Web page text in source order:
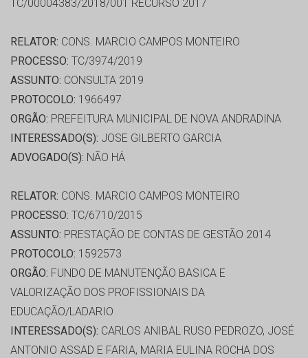
TC/00004383/2018/001 RECURSO 2017
RELATOR: CONS. MARCIO CAMPOS MONTEIRO
PROCESSO: TC/3974/2019
ASSUNTO: CONSULTA 2019
PROTOCOLO: 1966497
ORGÃO: PREFEITURA MUNICIPAL DE NOVA ANDRADINA
INTERESSADO(S): JOSE GILBERTO GARCIA
ADVOGADO(S): NÃO HÁ
RELATOR: CONS. MARCIO CAMPOS MONTEIRO
PROCESSO: TC/6710/2015
ASSUNTO: PRESTAÇÃO DE CONTAS DE GESTÃO 2014
PROTOCOLO: 1592573
ORGÃO: FUNDO DE MANUTENÇÃO BASICA E
VALORIZAÇÃO DOS PROFISSIONAIS DA
EDUCAÇÃO/LADARIO
INTERESSADO(S): CARLOS ANIBAL RUSO PEDROZO, JOSÉ
ANTONIO ASSAD E FARIA, MARIA EULINA ROCHA DOS